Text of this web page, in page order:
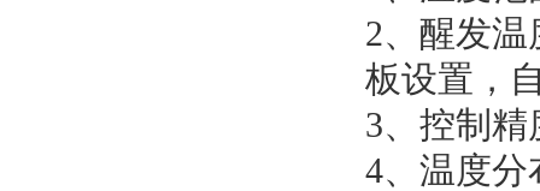
2、醒发
板设置，
3、控制
4、温度